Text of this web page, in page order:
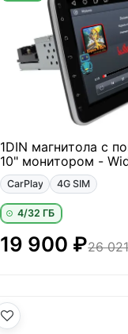
1DIN магнитола с
10" монитором -
CarPlay 4G SIM
4/32 ГБ
26
19 900 ₽